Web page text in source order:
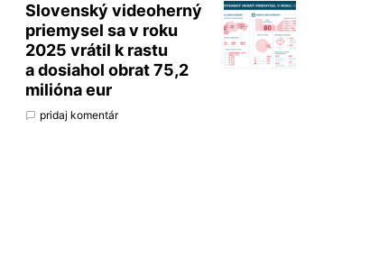
Slovenský videoherný
priemysel sa v roku
2025 vrátil k rastu
a dosiahol obrat 75,2
milióna eur
pridaj komentár